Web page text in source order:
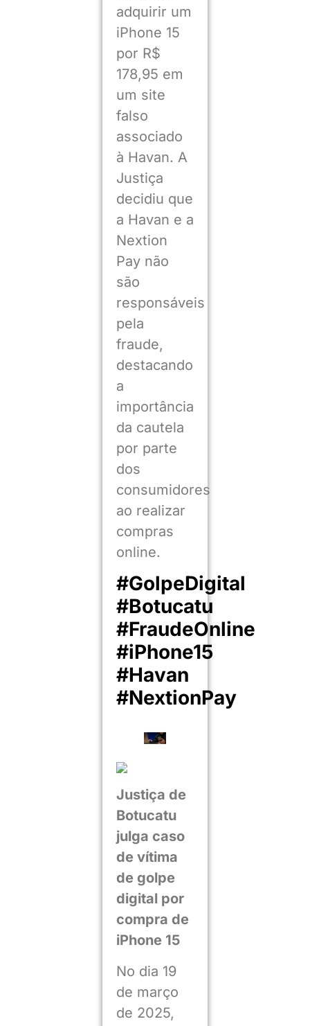
adquirir um
iPhone 15
por R$
178,95 em
um site
falso
associado
à Havan. A
Justiça
decidiu que
a Havan e a
Nextion
Pay não
são
responsáveis
pela
fraude,
destacando
a
importância
da cautela
por parte
dos
consumidores
ao realizar
compras
online.
#GolpeDigital
#Botucatu
#FraudeOnline
#iPhone15
#Havan
#NextionPay
Justiça de
Botucatu
julga caso
de vítima
de golpe
digital por
compra de
iPhone 15
No dia 19
de março
de 2025,